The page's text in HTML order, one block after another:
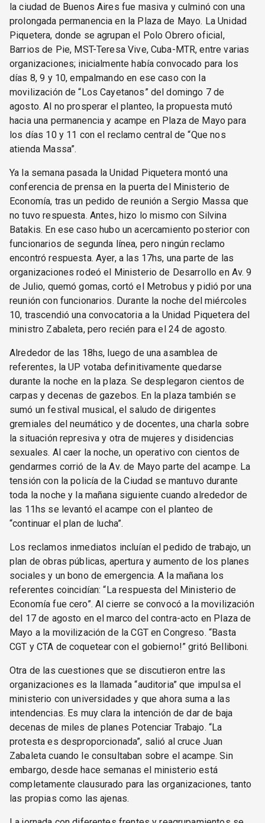
la ciudad de Buenos Aires fue masiva y culminó con una
prolongada permanencia en la Plaza de Mayo. La Unidad
Piquetera, donde se agrupan el Polo Obrero oficial,
Barrios de Pie, MST-Teresa Vive, Cuba-MTR, entre varias
organizaciones; inicialmente había convocado para los
días 8, 9 y 10, empalmando en ese caso con la
movilización de “Los Cayetanos” del domingo 7 de
agosto. Al no prosperar el planteo, la propuesta mutó
hacia una permanencia y acampe en Plaza de Mayo para
los días 10 y 11 con el reclamo central de “Que nos
atienda Massa”.
Ya la semana pasada la Unidad Piquetera montó una
conferencia de prensa en la puerta del Ministerio de
Economía, tras un pedido de reunión a Sergio Massa que
no tuvo respuesta. Antes, hizo lo mismo con Silvina
Batakis. En ese caso hubo un acercamiento posterior con
funcionarios de segunda línea, pero ningún reclamo
encontró respuesta. Ayer, a las 17hs, una parte de las
organizaciones rodeó el Ministerio de Desarrollo en Av. 9
de Julio, quemó gomas, cortó el Metrobus y pidió por una
reunión con funcionarios. Durante la noche del miércoles
10, trascendió una convocatoria a la Unidad Piquetera del
ministro Zabaleta, pero recién para el 24 de agosto.
Alrededor de las 18hs, luego de una asamblea de
referentes, la UP votaba definitivamente quedarse
durante la noche en la plaza. Se desplegaron cientos de
carpas y decenas de gazebos. En la plaza también se
sumó un festival musical, el saludo de dirigentes
gremiales del neumático y de docentes, una charla sobre
la situación represiva y otra de mujeres y disidencias
sexuales. Al caer la noche, un operativo con cientos de
gendarmes corrió de la Av. de Mayo parte del acampe. La
tensión con la policía de la Ciudad se mantuvo durante
toda la noche y la mañana siguiente cuando alrededor de
las 11hs se levantó el acampe con el planteo de
“continuar el plan de lucha”.
Los reclamos inmediatos incluían el pedido de trabajo, un
plan de obras públicas, apertura y aumento de los planes
sociales y un bono de emergencia. A la mañana los
referentes coincidían: “La respuesta del Ministerio de
Economía fue cero”. Al cierre se convocó a la movilización
del 17 de agosto en el marco del contra-acto en Plaza de
Mayo a la movilización de la CGT en Congreso. “Basta
CGT y CTA de coquetear con el gobierno!” gritó Belliboni.
Otra de las cuestiones que se discutieron entre las
organizaciones es la llamada “auditoria” que impulsa el
ministerio con universidades y que ahora suma a las
intendencias. Es muy clara la intención de dar de baja
decenas de miles de planes Potenciar Trabajo. “La
protesta es desproporcionada”, salió al cruce Juan
Zabaleta cuando le consultaban sobre el acampe. Sin
embargo, desde hace semanas el ministerio está
completamente clausurado para las organizaciones, tanto
las propias como las ajenas.